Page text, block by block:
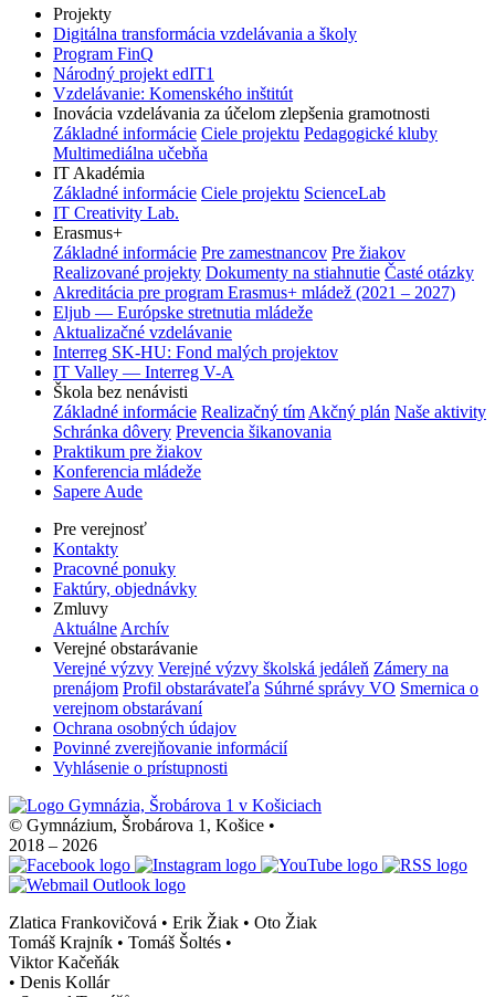
Projekty
Digitálna transformácia vzdelávania a školy
Program FinQ
Národný projekt edIT1
Vzdelávanie: Komenského inštitút
Inovácia vzdelávania za účelom zlepšenia gramotnosti
Základné informácie Ciele projektu Pedagogické kluby
Multimediálna učebňa
IT Akadémia
Základné informácie Ciele projektu ScienceLab
IT Creativity Lab.
Erasmus+
Základné informácie Pre zamestnancov Pre žiakov
Realizované projekty Dokumenty na stiahnutie Časté otázky
Akreditácia pre program Erasmus+ mládež (2021 – 2027)
Eljub — Európske stretnutia mládeže
Aktualizačné vzdelávanie
Interreg SK-HU: Fond malých projektov
IT Valley — Interreg V-A
Škola bez nenávisti
Základné informácie Realizačný tímAkčný plán Naše aktivity
Schránka dôvery Prevencia šikanovania
Praktikum pre žiakov
Konferencia mládeže
Sapere Aude
Pre verejnosť
Kontakty
Pracovné ponuky
Faktúry, objednávky
Zmluvy
AktuálneArchív
Verejné obstarávanie
Verejné výzvy Verejné výzvy školská jedáleň Zámery na
prenájom Profil obstarávateľa Súhrné správy VO Smernica o
verejnom obstarávaní
Ochrana osobných údajov
Povinné zverejňovanie informácií
Vyhlásenie o prístupnosti
© Gymnázium, Šrobárova 1, Košice •
2018 – 2026
Zlatica Frankovičová • Erik Žiak • Oto Žiak
Tomáš Krajník • Tomáš Šoltés •
Viktor Kačeňák
• Denis Kollár